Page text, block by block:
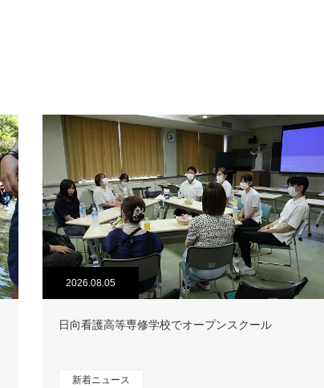
2026.08.05
日向看護高等専修学校でオープンスクール
新着ニュース